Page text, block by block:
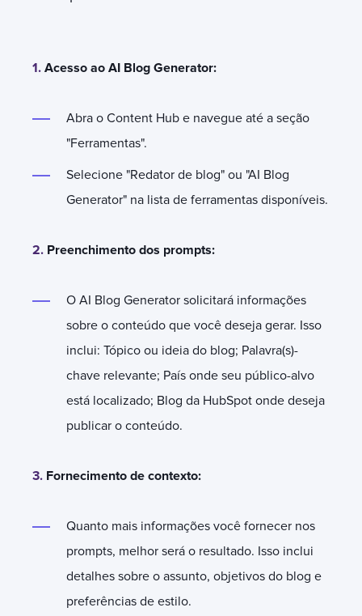
1. Acesso ao AI Blog Generator:
Abra o Content Hub e navegue até a seção
"Ferramentas".
Selecione "Redator de blog" ou "AI Blog
Generator" na lista de ferramentas disponíveis.
2. Preenchimento dos prompts:
O AI Blog Generator solicitará informações
sobre o conteúdo que você deseja gerar. Isso
inclui: Tópico ou ideia do blog; Palavra(s)-
chave relevante; País onde seu público-alvo
está localizado; Blog da HubSpot onde deseja
publicar o conteúdo.
3. Fornecimento de contexto:
Quanto mais informações você fornecer nos
prompts, melhor será o resultado. Isso inclui
detalhes sobre o assunto, objetivos do blog e
preferências de estilo.